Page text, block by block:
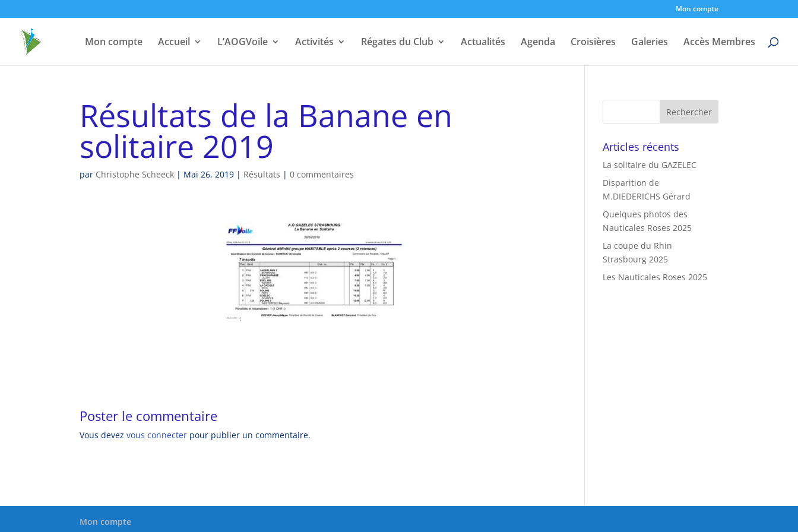
Mon compte
Mon compte Accueil L’AOGVoile Activités Régates du Club Actualités Agenda Croisières Galeries Accès Membres
Résultats de la Banane en
solitaire 2019
par Christophe Scheeck | Mai 26, 2019 | Résultats |0 commentaires
Poster le commentaire
Vous devezvous connecter pour publier un commentaire.
Articles récents
La solitaire du GAZELEC
Disparition de
M.DIEDERICHS Gérard
Quelques photos des
Nauticales Roses 2025
La coupe du Rhin
Strasbourg 2025
Les Nauticales Roses 2025
Mon compte